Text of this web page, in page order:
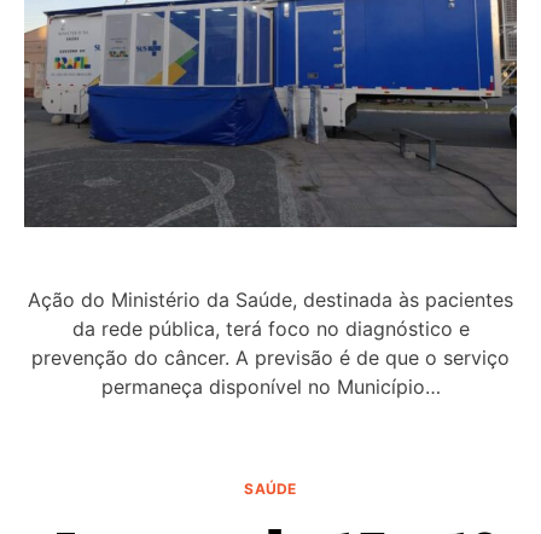
Ação do Ministério da Saúde, destinada às pacientes
da rede pública, terá foco no diagnóstico e
prevenção do câncer. A previsão é de que o serviço
permaneça disponível no Município…
SAÚDE